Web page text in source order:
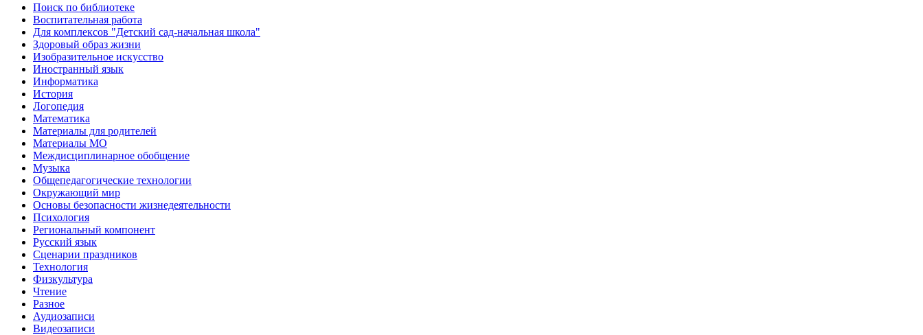
Поиск по библиотеке
Воспитательная работа
Для комплексов "Детский сад-начальная школа"
Здоровый образ жизни
Изобразительное искусство
Иностранный язык
Информатика
История
Логопедия
Математика
Материалы для родителей
Материалы МО
Междисциплинарное обобщение
Музыка
Общепедагогические технологии
Окружающий мир
Основы безопасности жизнедеятельности
Психология
Региональный компонент
Русский язык
Сценарии праздников
Технология
Физкультура
Чтение
Разное
Аудиозаписи
Видеозаписи